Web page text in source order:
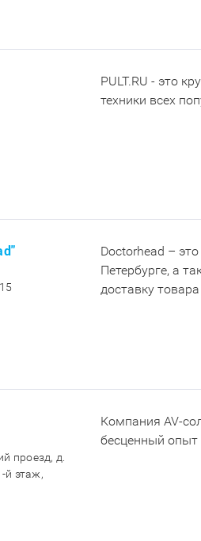
PULT.RU - это
техники всех
Doctorhead –
Петербурге, а
доставку
проезд, д.
й этаж,
Компания AV-
бесценный опыт